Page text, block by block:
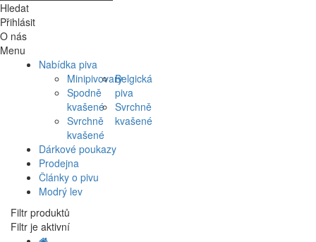
Hledat
Přihlásit
O nás
Menu
Nabídka piva
Minipivovary
Spodně
kvašené
Svrchně
kvašené
Belgická
piva
Svrchně
kvašené
Dárkové poukazy
Prodejna
Články o pivu
Modrý lev
Filtr produktů
Filtr je aktivní